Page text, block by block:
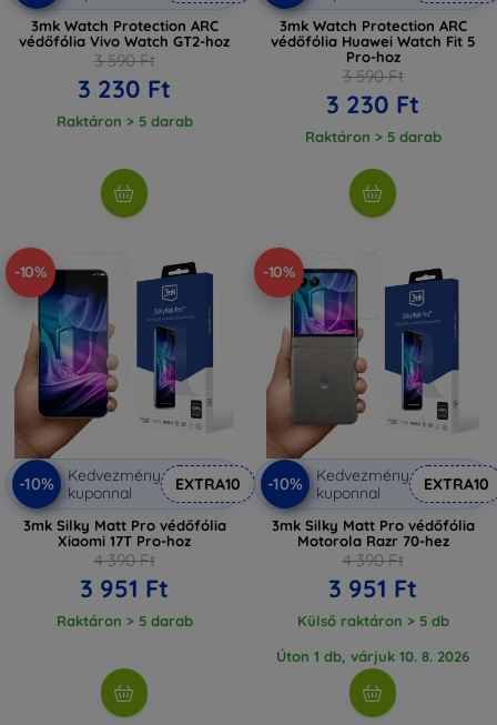
3mk Watch Protection ARC
védőfólia Vivo Watch GT2-hoz
3 590 Ft
3 230 Ft
Raktáron > 5 darab
3mk Watch Protection ARC
védőfólia Huawei Watch Fit 5
Pro-hoz
3 590 Ft
3 230 Ft
Raktáron > 5 darab
-10%
-10%
Kedvezmény
kuponnal
EXTRA10
3mk Silky Matt Pro védőfólia
Xiaomi 17T Pro-hoz
4 390 Ft
3 951 Ft
Raktáron > 5 darab
-10%
-10%
Kedvezmény
kuponnal
EXTRA10
3mk Silky Matt Pro védőfólia
Motorola Razr 70-hez
4 390 Ft
3 951 Ft
Külső raktáron > 5 db
Úton 1 db, várjuk 10. 8. 2026